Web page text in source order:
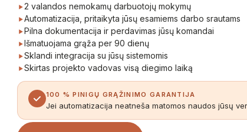
2 valandos nemokamų darbuotojų mokymų
Automatizacija, pritaikyta jūsų esamiems darbo srautams
Pilna dokumentacija ir perdavimas jūsų komandai
Išmatuojama grąža per 90 dienų
Sklandi integracija su jūsų sistemomis
Skirtas projekto vadovas visą diegimo laiką
100 % PINIGŲ GRĄŽINIMO GARANTIJA
Jei automatizacija neatneša matomos naudos jūsų